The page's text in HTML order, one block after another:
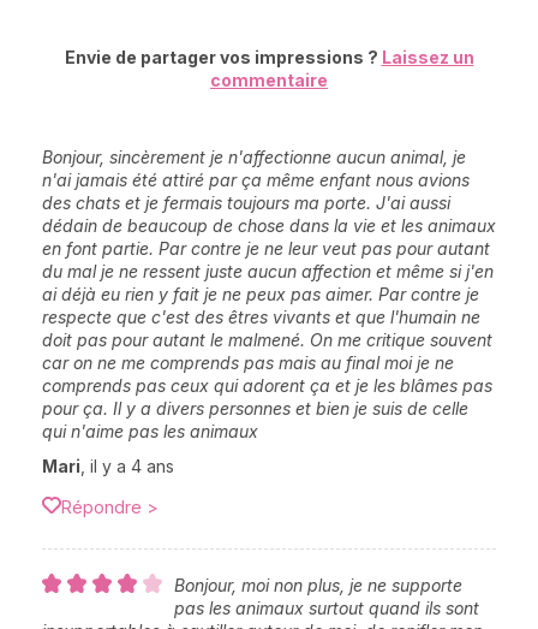
Envie de partager vos impressions ? Laissez un
commentaire
Bonjour, sincèrement je n'affectionne aucun animal, je
n'ai jamais été attiré par ça même enfant nous avions
des chats et je fermais toujours ma porte. J'ai aussi
dédain de beaucoup de chose dans la vie et les animaux
en font partie. Par contre je ne leur veut pas pour autant
du mal je ne ressent juste aucun affection et même si j'en
ai déjà eu rien y fait je ne peux pas aimer. Par contre je
respecte que c'est des êtres vivants et que l'humain ne
doit pas pour autant le malmené. On me critique souvent
car on ne me comprends pas mais au final moi je ne
comprends pas ceux qui adorent ça et je les blâmes pas
pour ça. Il y a divers personnes et bien je suis de celle
qui n'aime pas les animaux
Mari, il y a 4 ans
Répondre >
Bonjour, moi non plus, je ne supporte
pas les animaux surtout quand ils sont